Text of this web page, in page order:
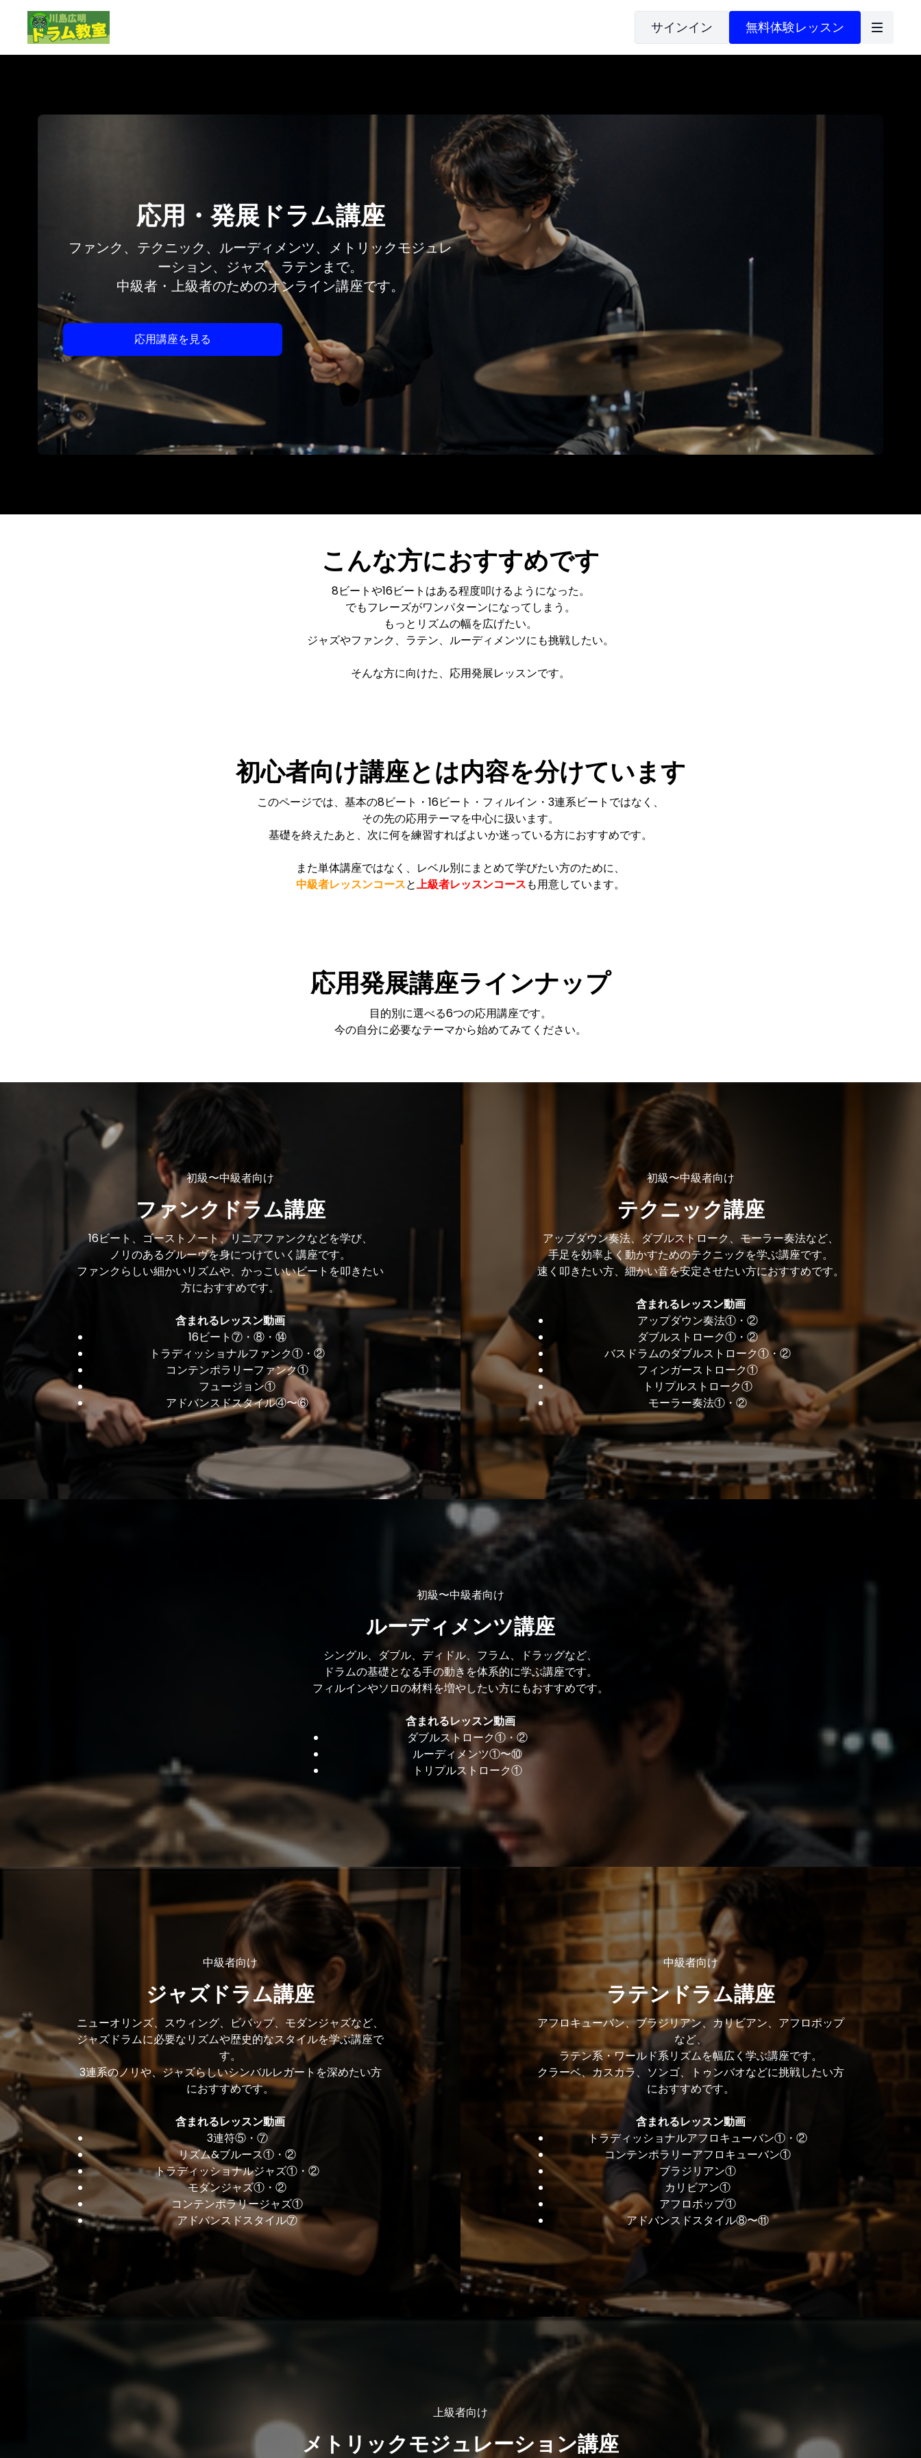
サインイン 無料体験レッスン
応用・発展ドラム講座
ファンク、テクニック、ルーディメンツ、メトリックモジュレ
ーション、ジャズ、ラテンまで。
中級者・上級者のためのオンライン講座です。
応用講座を見る
こんな方におすすめです
8ビートや16ビートはある程度叩けるようになった。
でもフレーズがワンパターンになってしまう。
もっとリズムの幅を広げたい。
ジャズやファンク、ラテン、ルーディメンツにも挑戦したい。
そんな方に向けた、応用発展レッスンです。
初心者向け講座とは内容を分けています
このページでは、基本の8ビート・16ビート・フィルイン・3連系ビートではなく、
その先の応用テーマを中心に扱います。
基礎を終えたあと、次に何を練習すればよいか迷っている方におすすめです。
また単体講座ではなく、レベル別にまとめて学びたい方のために、
中級者レッスンコースと上級者レッスンコースも用意しています。
応用発展講座ラインナップ
目的別に選べる6つの応用講座です。
今の自分に必要なテーマから始めてみてください。
初級〜中級者向け
ファンクドラム講座
16ビート、ゴーストノート、リニアファンクなどを学び、
ノリのあるグルーヴを身につけていく講座です。
ファンクらしい細かいリズムや、かっこいいビートを叩きたい
方におすすめです。
含まれるレッスン動画
16ビート⑦・⑧・⑭
トラディッショナルファンク①・②
コンテンポラリーファンク①
フュージョン①
アドバンスドスタイル④〜⑥
初級〜中級者向け
テクニック講座
アップダウン奏法、ダブルストローク、モーラー奏法など、
手足を効率よく動かすためのテクニックを学ぶ講座です。
速く叩きたい方、細かい音を安定させたい方におすすめです。
含まれるレッスン動画
アップダウン奏法①・②
ダブルストローク①・②
バスドラムのダブルストローク①・②
フィンガーストローク①
トリプルストローク①
モーラー奏法①・②
初級〜中級者向け
ルーディメンツ講座
シングル、ダブル、ディドル、フラム、ドラッグなど、
ドラムの基礎となる手の動きを体系的に学ぶ講座です。
フィルインやソロの材料を増やしたい方にもおすすめです。
含まれるレッスン動画
ダブルストローク①・②
ルーディメンツ①〜⑩
トリプルストローク①
中級者向け
ジャズドラム講座
ニューオリンズ、スウィング、ビバップ、モダンジャズなど、
ジャズドラムに必要なリズムや歴史的なスタイルを学ぶ講座で
す。
3連系のノリや、ジャズらしいシンバルレガートを深めたい方
におすすめです。
含まれるレッスン動画
3連符⑤・⑦
リズム&ブルース①・②
トラディッショナルジャズ①・②
モダンジャズ①・②
コンテンポラリージャズ①
アドバンスドスタイル⑦
中級者向け
ラテンドラム講座
アフロキューバン、ブラジリアン、カリビアン、アフロポップ
など、
ラテン系・ワールド系リズムを幅広く学ぶ講座です。
クラーベ、カスカラ、ソンゴ、トゥンバオなどに挑戦したい方
におすすめです。
含まれるレッスン動画
トラディッショナルアフロキューバン①・②
コンテンポラリーアフロキューバン①
ブラジリアン①
カリビアン①
アフロポップ①
アドバンスドスタイル⑧〜⑪
上級者向け
メトリックモジュレーション講座